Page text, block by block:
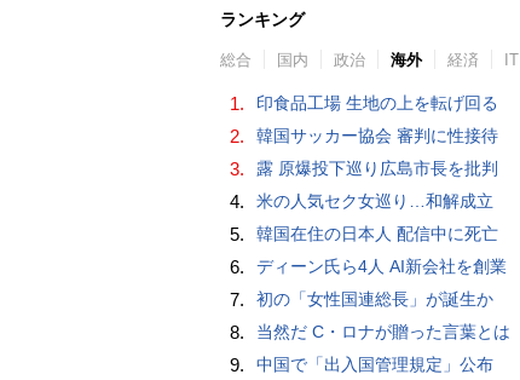
ランキング
総合 国内 政治 海外 経済 IT
1. 印食品工場 生地の上を転げ回る
2. 韓国サッカー協会 審判に性接待
3. 露 原爆投下巡り広島市長を批判
4. 米の人気セク女巡り…和解成立
5. 韓国在住の日本人 配信中に死亡
6. ディーン氏ら4人 AI新会社を創業
7. 初の「女性国連総長」が誕生か
8. 当然だ C・ロナが贈った言葉とは
9. 中国で「出入国管理規定」公布